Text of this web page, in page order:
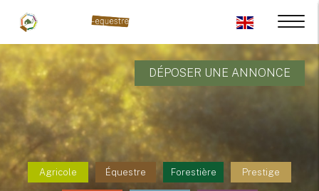
DÉPOSER UNE ANNONCE
Agricole Équestre Forestière Prestige